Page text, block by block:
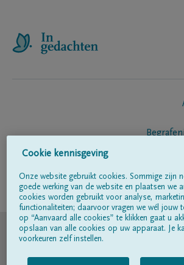
Volg ons op
© DELA
Gebruiksvoorwaarden
Cookie kennisgeving
Onze website gebruikt cookies. Sommige zijn
goede werking van de website en plaatsen we
cookies worden gebruikt voor analyse,
functionaliteiten; daarvoor vragen we wél jouw
op “Aanvaard alle cookies” te klikken gaat u
opslaan van alle cookies op uw apparaat. Je
voorkeuren zelf instellen.